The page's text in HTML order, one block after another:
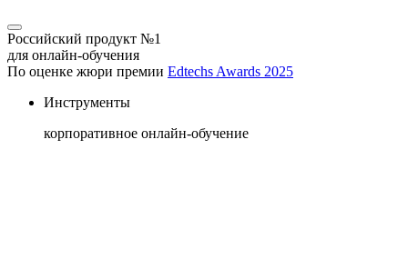
Российский продукт №1
для онлайн-обучения
По оценке жюри премии Edtechs Awards 2025
Инструменты
корпоративное онлайн-обучение